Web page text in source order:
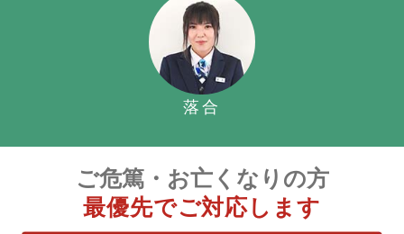
落合
ご危篤・お亡くなりの方
最優先でご対応します